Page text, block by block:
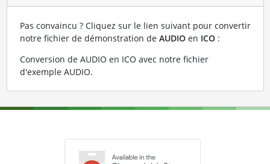
Pas convaincu ? Cliquez sur le lien suivant pour convertir
notre fichier de démonstration de AUDIOen ICO:
Conversion de AUDIO en ICO avec notre fichier
d'exemple AUDIO.